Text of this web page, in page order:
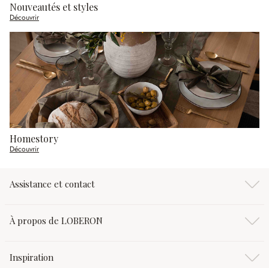
Nouveautés et styles
Découvrir
Homestory
Découvrir
Assistance et contact
À propos de LOBERON
Inspiration